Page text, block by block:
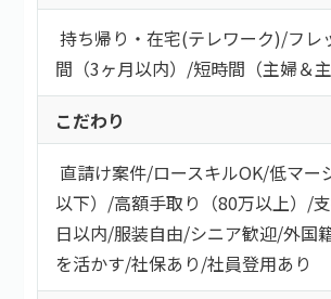
持ち帰り・在宅(テレワーク)/フレ
間（3ヶ月以内） /短時間（主婦＆主
こだわり
直請け案件/ロースキルOK/低マー
以下） /高額手取り（80万以上） /
日以内/服装自由/シニア歓迎/外国
を活かす/社保あり/社員登用あり